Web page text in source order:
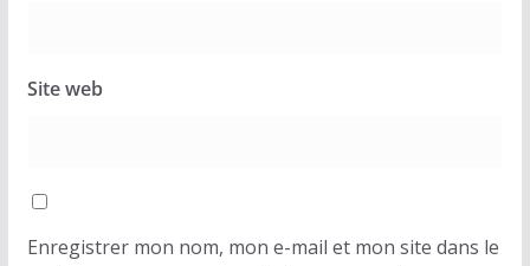
Site web
Enregistrer mon nom, mon e-mail et mon site dans le